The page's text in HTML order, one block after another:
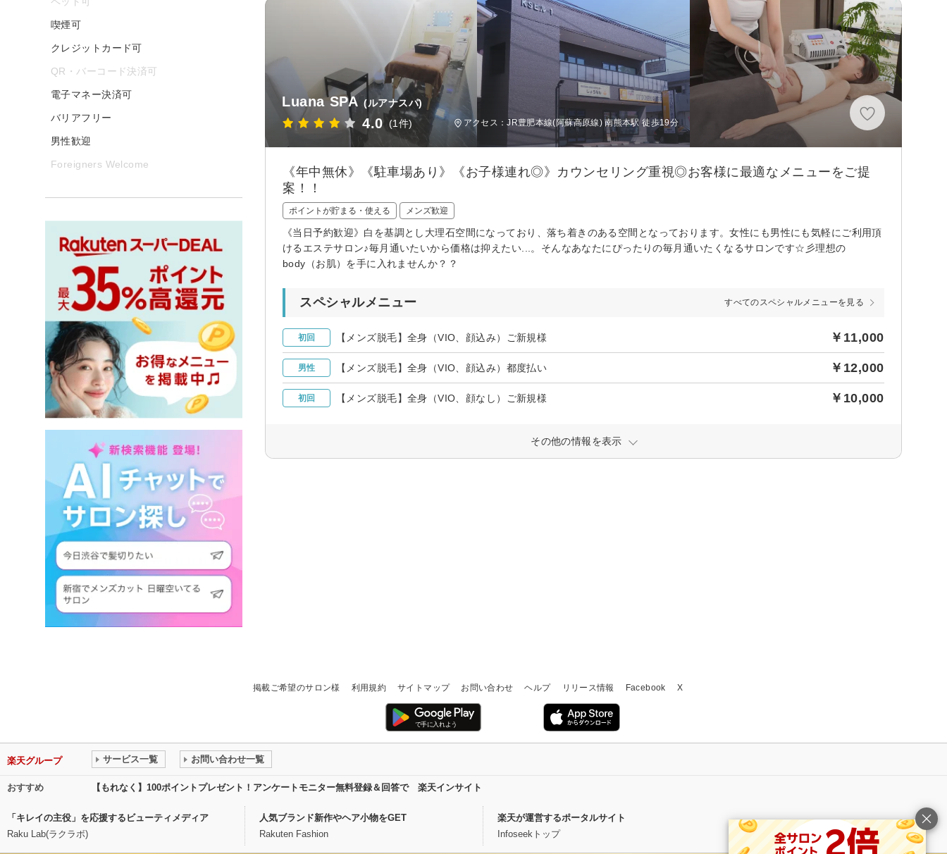
Luana SPA (ルアナスパ)
4.0 (1件) アクセス：JR豊肥本線(阿蘇高原線) 南熊本駅 徒歩19分
《年中無休》《駐車場あり》《お子様連れ◎》カウンセリング重視◎お客様に最適なメニューをご提
案！！
ポイントが貯まる・使える メンズ歓迎
《当日予約歓迎》白を基調とし大理石空間になっており、落ち着きのある空間となっております。女性にも男性にも気軽にご利用頂
けるエステサロン♪毎月通いたいから価格は抑えたい...。そんなあなたにぴったりの毎月通いたくなるサロンです☆彡理想の
body（お肌）を手に入れませんか？？
スペシャルメニュー すべてのスペシャルメニューを見る
初回 【メンズ脱毛】全身（VIO、顔込み）ご新規様 ￥11,000
男性 【メンズ脱毛】全身（VIO、顔込み）都度払い ￥12,000
初回 【メンズ脱毛】全身（VIO、顔なし）ご新規様 ￥10,000
その他の情報を表示
喫煙可
クレジットカード可
QR・バーコード決済可
電子マネー決済可
バリアフリー
男性歓迎
Foreigners Welcome
掲載ご希望のサロン様 利用規約 サイトマップ お問い合わせ ヘルプ リリース情報 Facebook X
楽天グループ サービス一覧 お問い合わせ一覧
おすすめ 【もれなく】100ポイントプレゼント！アンケートモニター無料登録＆回答で 楽天インサイト
「キレイの主役」を応援するビューティメディア
Raku Lab(ラクラボ)
人気ブランド新作やヘア小物をGET
Rakuten Fashion
楽天が運営するポータルサイト
Infoseekトップ